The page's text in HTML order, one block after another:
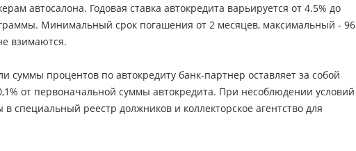
автосалона. Годовая ставка автокредита варьируется от 4.5% до
Минимальный срок погашения от 2 месяцев, максимальный - 96
взимаются.
процентов по автокредиту банк-партнер оставляет за собой
от первоначальной суммы автокредита. При несоблюдении условий
реестр должников и коллекторское агентство для